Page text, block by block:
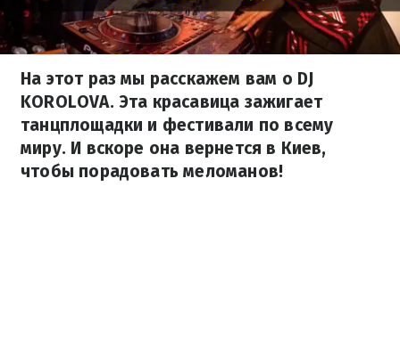
На этот раз мы расскажем вам о DJ
KOROLOVA. Эта красавица зажигает
танцплощадки и фестивали по всему
миру. И вскоре она вернется в Киев,
чтобы порадовать меломанов!